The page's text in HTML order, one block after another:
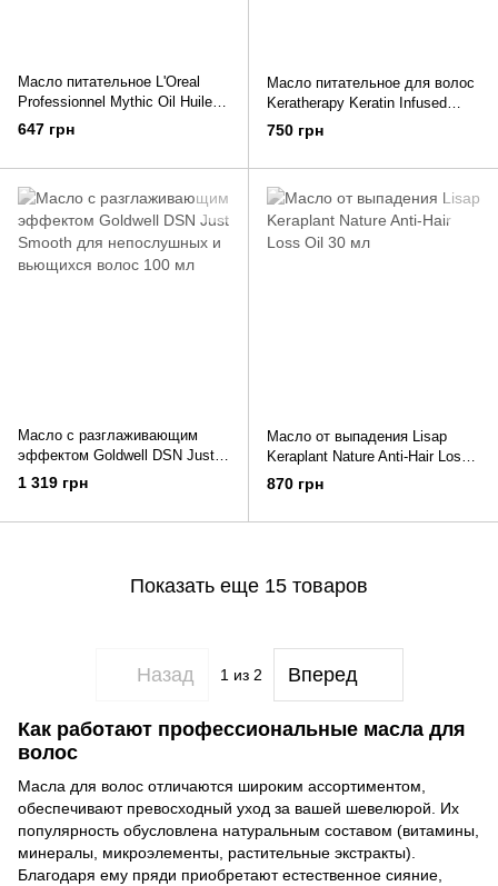
Масло питательное L'Oreal
Professionnel Mythic Oil Huile
Nutritive 100 мл
647 грн
Масло питательное для волос
Keratherapy Keratin Infused
Argan Oil 50 мл
750 грн
Масло с разглаживающим
эффектом Goldwell DSN Just
Smooth для непослушных и
вьющихся волос 100 мл
1 319 грн
Масло от выпадения Lisap
Keraplant Nature Anti-Hair Loss
Oil 30 мл
870 грн
Показать еще 15 товаров
Назад 1из 2 Вперед
Как работают профессиональные масла для
волос
Масла для волос отличаются широким ассортиментом,
обеспечивают превосходный уход за вашей шевелюрой. Их
популярность обусловлена натуральным составом (витамины,
минералы, микроэлементы, растительные экстракты).
Благодаря ему пряди приобретают естественное сияние,